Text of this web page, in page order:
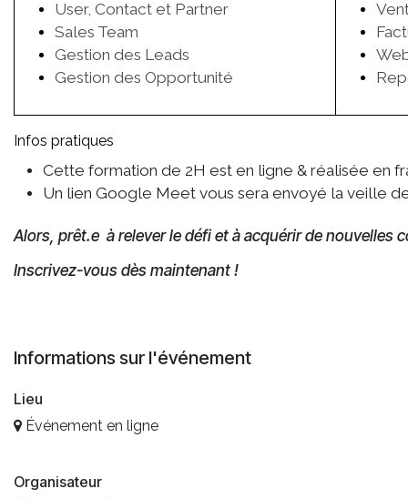
User, Contact et Partner
Sales Team
Gestion des Leads
Gestion des Opportunité
Infos pratiques
Cette formation de 2H est en ligne & réalisée en
Un lien Google Meet vous sera envoyé la veille
Alors, prêt.e à relever le défi et à acquérir de nouvelles
Inscrivez-vous dès maintenant !
Informations sur l'événement
Lieu
Événement en ligne
Organisateur